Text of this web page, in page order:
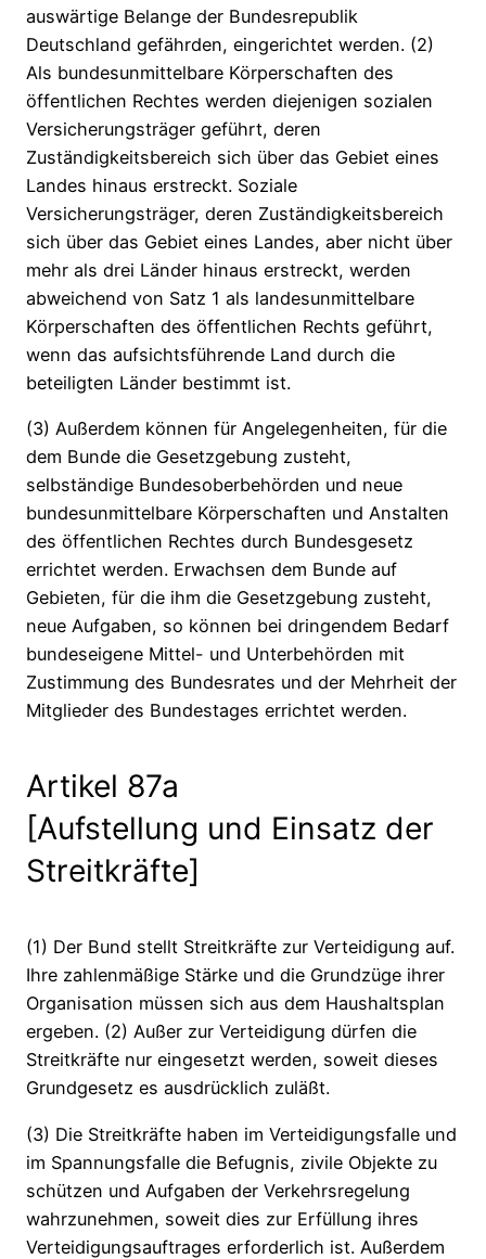
auswärtige Belange der Bundesrepublik
Deutschland gefährden, eingerichtet werden. (2)
Als bundesunmittelbare Körperschaften des
öffentlichen Rechtes werden diejenigen sozialen
Versicherungsträger geführt, deren
Zuständigkeitsbereich sich über das Gebiet eines
Landes hinaus erstreckt. Soziale
Versicherungsträger, deren Zuständigkeitsbereich
sich über das Gebiet eines Landes, aber nicht über
mehr als drei Länder hinaus erstreckt, werden
abweichend von Satz 1 als landesunmittelbare
Körperschaften des öffentlichen Rechts geführt,
wenn das aufsichtsführende Land durch die
beteiligten Länder bestimmt ist.
(3) Außerdem können für Angelegenheiten, für die
dem Bunde die Gesetzgebung zusteht,
selbständige Bundesoberbehörden und neue
bundesunmittelbare Körperschaften und Anstalten
des öffentlichen Rechtes durch Bundesgesetz
errichtet werden. Erwachsen dem Bunde auf
Gebieten, für die ihm die Gesetzgebung zusteht,
neue Aufgaben, so können bei dringendem Bedarf
bundeseigene Mittel- und Unterbehörden mit
Zustimmung des Bundesrates und der Mehrheit der
Mitglieder des Bundestages errichtet werden.
Artikel 87a
[Aufstellung und Einsatz der
Streitkräfte]
(1) Der Bund stellt Streitkräfte zur Verteidigung auf.
Ihre zahlenmäßige Stärke und die Grundzüge ihrer
Organisation müssen sich aus dem Haushaltsplan
ergeben. (2) Außer zur Verteidigung dürfen die
Streitkräfte nur eingesetzt werden, soweit dieses
Grundgesetz es ausdrücklich zuläßt.
(3) Die Streitkräfte haben im Verteidigungsfalle und
im Spannungsfalle die Befugnis, zivile Objekte zu
schützen und Aufgaben der Verkehrsregelung
wahrzunehmen, soweit dies zur Erfüllung ihres
Verteidigungsauftrages erforderlich ist. Außerdem